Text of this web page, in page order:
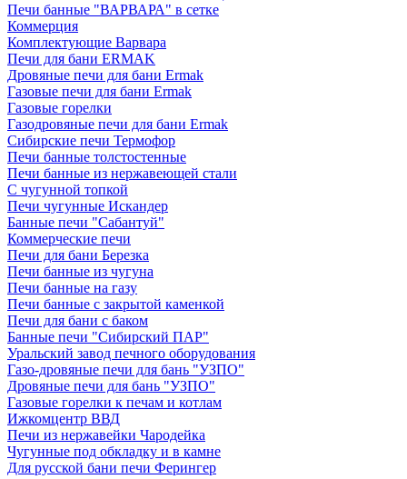
Печи банные "ВАРВАРА" в сетке
Коммерция
Комплектующие Варвара
Печи для бани ERMAK
Дровяные печи для бани Ermak
Газовые печи для бани Ermak
Газовые горелки
Газодровяные печи для бани Ermak
Сибирские печи Термофор
Печи банные толстостенные
Печи банные из нержавеющей стали
С чугунной топкой
Печи чугунные Искандер
Банные печи "Сабантуй"
Коммерческие печи
Печи для бани Березка
Печи банные из чугуна
Печи банные на газу
Печи банные с закрытой каменкой
Печи для бани с баком
Банные печи "Сибирский ПАР"
Уральский завод печного оборудования
Газо-дровяные печи для бань "УЗПО"
Дровяные печи для бань "УЗПО"
Газовые горелки к печам и котлам
Ижкомцентр ВВД
Печи из нержавейки Чародейка
Чугунные под обкладку и в камне
Для русской бани печи Ферингер